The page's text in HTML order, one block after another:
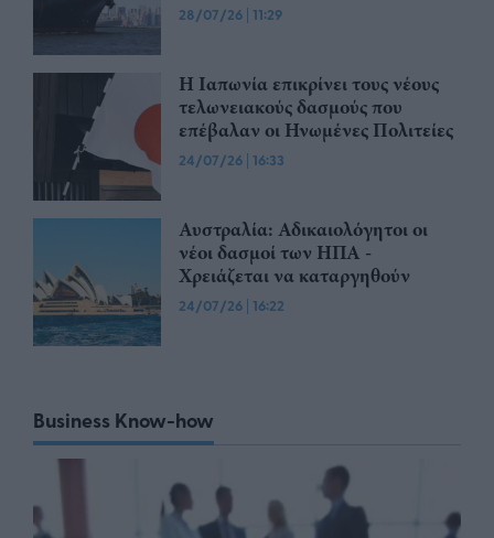
28/07/26 | 11:29
Η Ιαπωνία επικρίνει τους νέους
τελωνειακούς δασμούς που
επέβαλαν οι Ηνωμένες Πολιτείες
24/07/26 | 16:33
Αυστραλία: Αδικαιολόγητοι οι
νέοι δασμοί των ΗΠΑ -
Χρειάζεται να καταργηθούν
24/07/26 | 16:22
Business Know-how